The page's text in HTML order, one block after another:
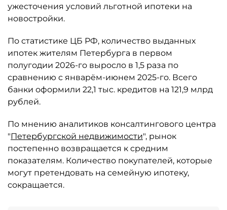
ужесточения условий льготной ипотеки на
новостройки.
По статистике ЦБ РФ, количество выданных
ипотек жителям Петербурга в первом
полугодии 2026-го выросло в 1,5 раза по
сравнению с январём-июнем 2025-го. Всего
банки оформили 22,1 тыс. кредитов на 121,9 млрд
рублей.
По мнению аналитиков консалтингового центра
"Петербургской недвижимости", рынок
постепенно возвращается к средним
показателям. Количество покупателей, которые
могут претендовать на семейную ипотеку,
сокращается.